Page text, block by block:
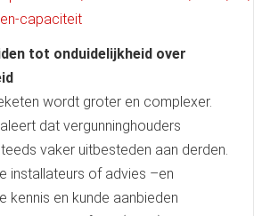
capaciteit
tot onduidelijkheid over
wordt groter en complexer.
dat vergunninghouders
vaker uitbesteden aan derden.
installateurs of advies –en
kennis en kunde aanbieden